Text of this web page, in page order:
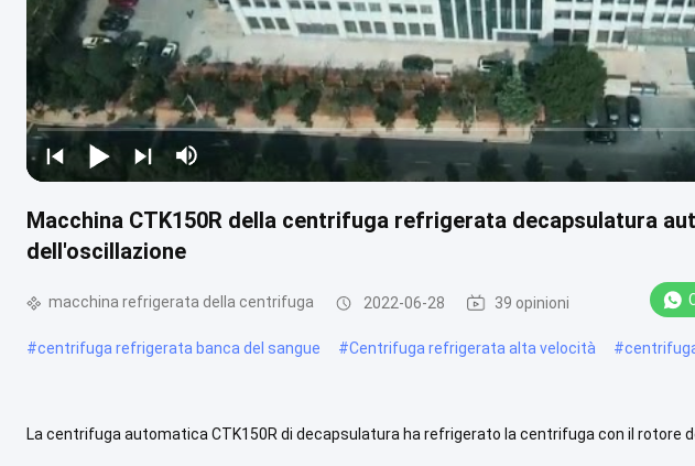
Macchina CTK150R della centrifuga refrigerata decapsulatura
dell'oscillazione
macchina refrigerata della centrifuga 2022-06-28 39 opinioni
#centrifuga refrigerata banca del sangue #Centrifuga refrigerata alta velocità #
La centrifuga automatica CTK150R di decapsulatura ha refrigerato la centrifuga con il rotore